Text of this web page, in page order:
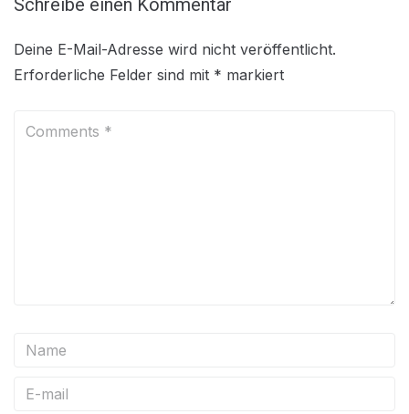
Schreibe einen Kommentar
Deine E-Mail-Adresse wird nicht veröffentlicht.
Erforderliche Felder sind mit * markiert